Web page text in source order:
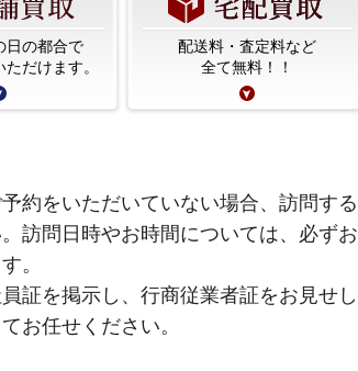
日の都合で
だけます。
配送料・査定料など
全て無料！！
約をいただいていない場合、訪問する
訪問日時やお時間については、必ずお
。
証を掲示し、行商従業者証をお見せし
お任せください。